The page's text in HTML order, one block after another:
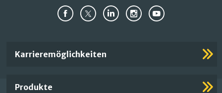
Important
Karrieremöglichkeiten
Produkte